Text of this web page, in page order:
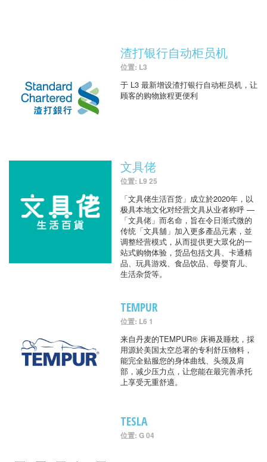
渣打银行自动柜员机
位置: L3
于 L3 最新增设渣打银行自动柜员机，让
顾客的购物旅程更便利
文具佬
位置: L9 25
「文具佬生活百货」成立於2020年，以
极具本地文化对经营文具从业者称呼 —
「文具佬」而名命，旨在令日渐式微的
传统「文具舖」加入更多產品元素，並
调整经营模式，从而提供更大眾化的一
站式购物体验，货品包括文具、卡通精
品、玩具游戏、食品饮品、母婴育儿、
生活杂货等。
TEMPUR
位置: L6 1
来自丹麦的TEMPUR® 床褥及睡枕，採
用源於美国太空总署的专利舒压物料，
能完全贴服您的身体曲线、头颈及肩
部，减少压力点，让您能在最完善承托
上享受无重舒適。
TESLA
位置: G 04